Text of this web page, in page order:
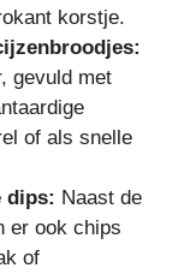
korstje.
gevuld met
of als snelle
dips: Naast de
er ook chips
of